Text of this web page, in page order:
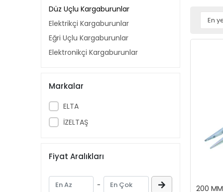
Düz Uçlu Kargaburunlar
Elektrikçi Kargaburunlar
Eğri Uçlu Kargaburunlar
Elektronikçi Kargaburunlar
Markalar
ELTA
İZELTAŞ
Fiyat Aralıkları
- 200 MM